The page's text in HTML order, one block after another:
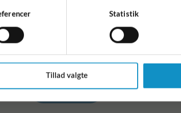
Statistik
Tillad valgte
du vide mere?
for hvert år, hvor udledningen for
Læs mere